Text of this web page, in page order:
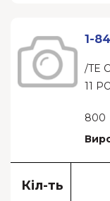
1-
/TE
11
800
Кіл-ть